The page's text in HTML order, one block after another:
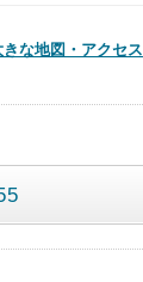
きな地図・アクセス